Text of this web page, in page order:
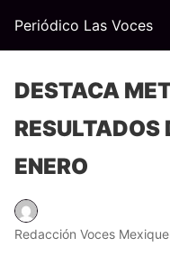
Periódico Las Voces
DESTACA
RESULTADOS
ENERO
Redacción Voces